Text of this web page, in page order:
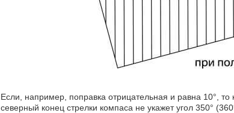
Если, например, поправка отрицательная и равна 10°,
северный конец стрелки компаса не укажет угол 350°